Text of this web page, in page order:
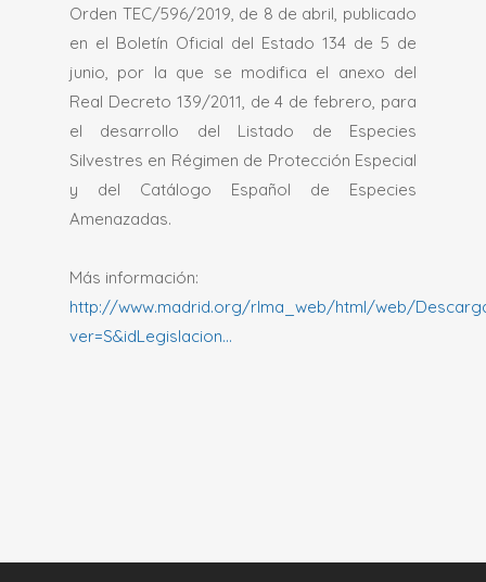
Orden TEC/596/2019, de 8 de abril, publicado
en el Boletín Oficial del Estado 134 de 5 de
junio, por la que se modifica el anexo del
Real Decreto 139/2011, de 4 de febrero, para
el desarrollo del Listado de Especies
Silvestres en Régimen de Protección Especial
y del Catálogo Español de Especies
Amenazadas.
Más información:
http://www.madrid.org/rlma_web/html/web/
ver=S&idLegislacion…